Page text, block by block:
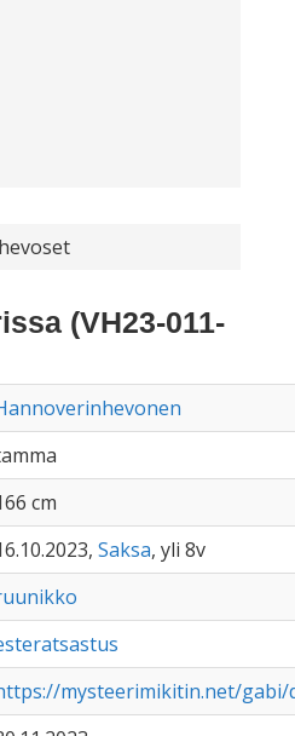
(VH23-011-
cm
Saksa, yli 8v
mysteerimikitin.net/gabi/